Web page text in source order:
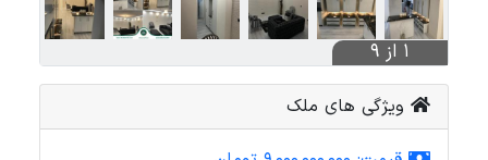
1 از 9
ویژگی های ملک